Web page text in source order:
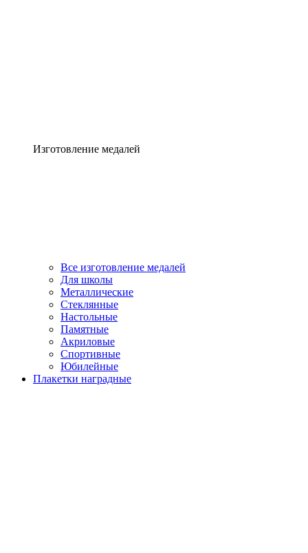
Изготовление медалей
Все изготовление медалей
Для школы
Металлические
Стеклянные
Настольные
Памятные
Акриловые
Спортивные
Юбилейные
Плакетки наградные